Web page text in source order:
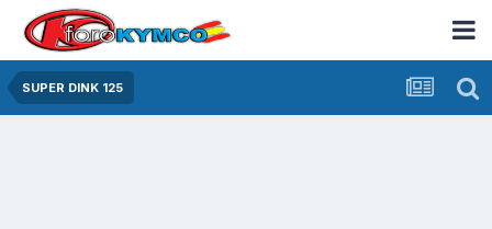
SUPER DINK 125